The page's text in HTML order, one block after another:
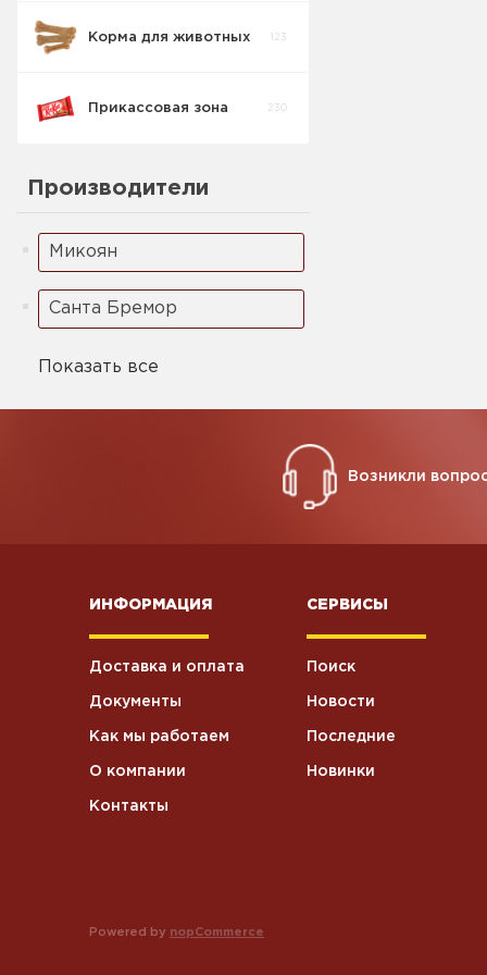
Печенье
Корма для животных 123
Прикассовая зона 230
Производители
Микоян
Санта Бремор
Показать все
Возникли
ИНФОРМАЦИЯ
Доставка и оплата
Документы
Как мы работаем
О компании
Контакты
СЕРВИСЫ
Поиск
Новости
Последние
Новинки
Powered by nopCommerce